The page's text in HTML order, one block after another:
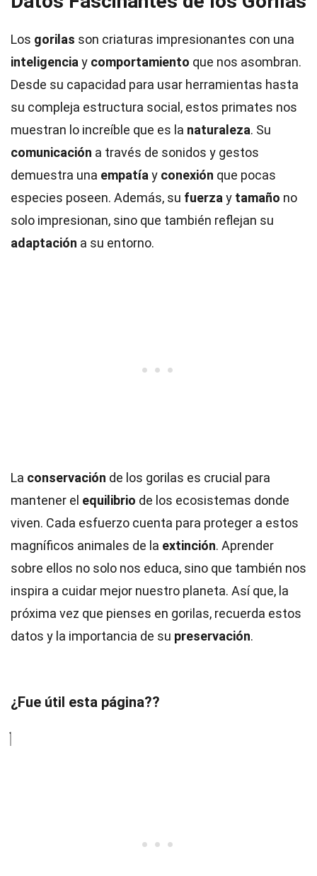
Los gorilas son criaturas impresionantes con una
inteligencia y comportamiento que nos asombran.
Desde su capacidad para usar herramientas hasta
su compleja estructura social, estos primates nos
muestran lo increíble que es la naturaleza. Su
comunicación a través de sonidos y gestos
demuestra una empatía y conexión que pocas
especies poseen. Además, su fuerza y tamaño no
solo impresionan, sino que también reflejan su
adaptación a su entorno.
La conservación de los gorilas es crucial para
mantener el equilibrio de los ecosistemas donde
viven. Cada esfuerzo cuenta para proteger a estos
magníficos animales de la extinción. Aprender
sobre ellos no solo nos educa, sino que también nos
inspira a cuidar mejor nuestro planeta. Así que, la
próxima vez que pienses en gorilas, recuerda estos
datos y la importancia de su preservación.
¿Fue útil esta página??